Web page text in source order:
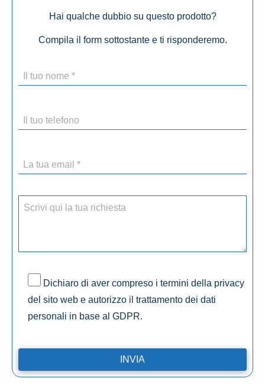
Hai qualche dubbio su questo prodotto?
Compila il form sottostante e ti risponderemo.
Dichiaro di aver compreso i termini della privacy
del sito web e autorizzo il trattamento dei dati
personali in base al GDPR.